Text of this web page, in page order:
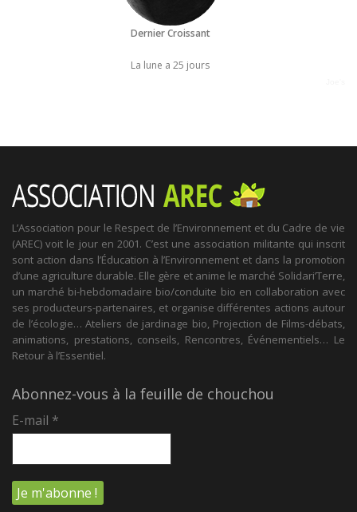
Dernier Croissant
La lune a 25 jours
L’Association pour le Respect de l’Environnement et du Cadre de vie
(AREC) voit le jour en 2001. C’est une association militante qui inscrit
sont action dans l’Éducation à l’Environnement et dans la promotion
d’une agriculture durable. Elle gère et anime le marché Solidari’Terre,
un marché bi-hebdomadaire bio/conduite bio en collaboration avec
ses producteurs-partenaires, et organise différentes actions autour
de l’écologie… Ateliers de jardinage bio, Projection de Films-débats,
animations, prestations, conseils, Rencontres, Événementiels… Le
Retour à l’Essentiel.
Abonnez-vous à la feuille de chouchou
E-mail *